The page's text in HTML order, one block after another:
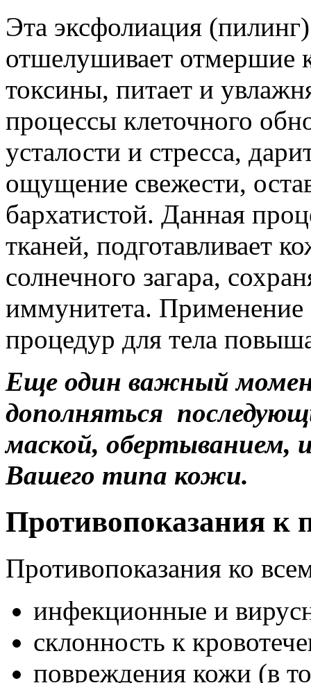
Эта эксфолиация
отшелушивает отмершие
токсины, питает и
процессы клеточного
усталости и стресса,
ощущение свежести,
бархатистой. Данная
тканей, подготавливает
солнечного загара,
иммунитета.
процедур для тела
Еще один важный
дополняться
маской, обертыванием,
Вашего типа кожи.
Противопоказания к
Противопоказания ко
инфекционные и
склонность к
повреждения кожи (в